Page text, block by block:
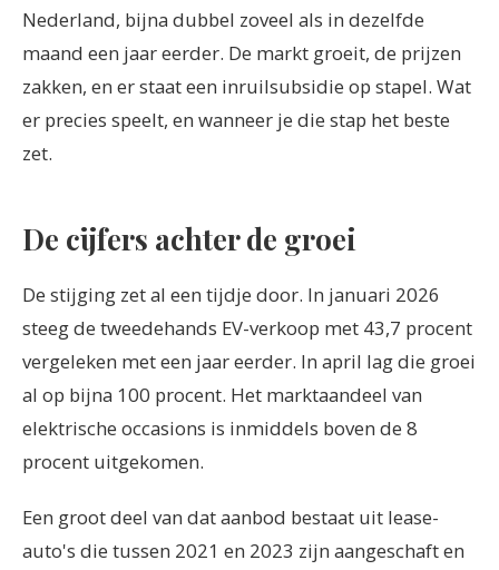
Nederland, bijna dubbel zoveel als in dezelfde
maand een jaar eerder. De markt groeit, de prijzen
zakken, en er staat een inruilsubsidie op stapel. Wat
er precies speelt, en wanneer je die stap het beste
zet.
De cijfers achter de groei
De stijging zet al een tijdje door. In januari 2026
steeg de tweedehands EV-verkoop met 43,7 procent
vergeleken met een jaar eerder. In april lag die groei
al op bijna 100 procent. Het marktaandeel van
elektrische occasions is inmiddels boven de 8
procent uitgekomen.
Een groot deel van dat aanbod bestaat uit lease-
auto's die tussen 2021 en 2023 zijn aangeschaft en